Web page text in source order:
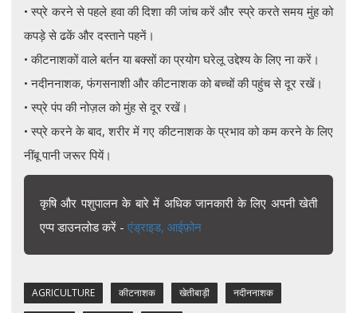
• स्प्रे करने से पहले हवा की दिशा की जांच करें और स्प्रे करते समय मुंह को
कपड़े से ढकें और दस्ताने पहनें।
• कीटनाशकों वाले बर्तन या बक्सों का प्रयोग घरेलू उद्देश्य के लिए ना करें।
• नदीननाशक, फंगसनाशी और कीटनाशक को बच्चों की पहुंच से दूर रखें।
• स्प्रे पंप की नोज़ल को मुंह से दूर रखें।
• स्प्रे करने के बाद, शरीर में गए कीटनाशक के प्रभाव को कम करने के लिए
नींबू पानी जरूर पियें।
कृषि और पशुपालन के बारे में अधिक जानकारी के लिए अपनी खेती
एप्प डाउनलोड करें - एंड्राइड, आईफ़ोन
AGRICULTURE कीटनाशक खेतीबाड़ी नदीननाशक